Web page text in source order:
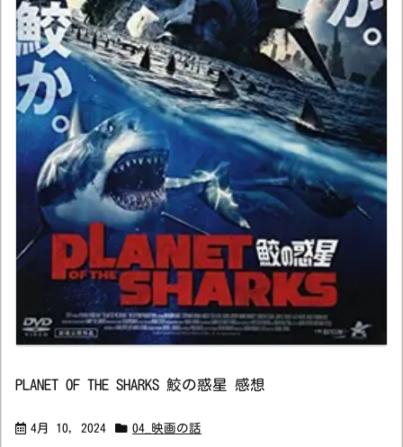
PLANET OF THE SHARKS 鮫の惑星 感想
4月 10, 2024 04_映画の話